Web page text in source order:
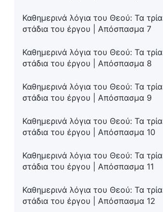
Καθημερινά λόγια του Θεού: Τα τρία
στάδια του έργου | Απόσπασμα 7
Καθημερινά λόγια του Θεού: Τα τρία
στάδια του έργου | Απόσπασμα 8
Καθημερινά λόγια του Θεού: Τα τρία
στάδια του έργου | Απόσπασμα 9
Καθημερινά λόγια του Θεού: Τα τρία
στάδια του έργου | Απόσπασμα 10
Καθημερινά λόγια του Θεού: Τα τρία
στάδια του έργου | Απόσπασμα 11
Καθημερινά λόγια του Θεού: Τα τρία
στάδια του έργου | Απόσπασμα 12